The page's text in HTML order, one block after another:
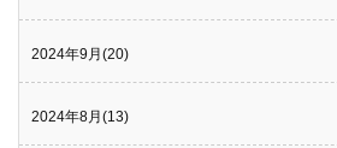
2024年9月(20)
2024年8月(13)